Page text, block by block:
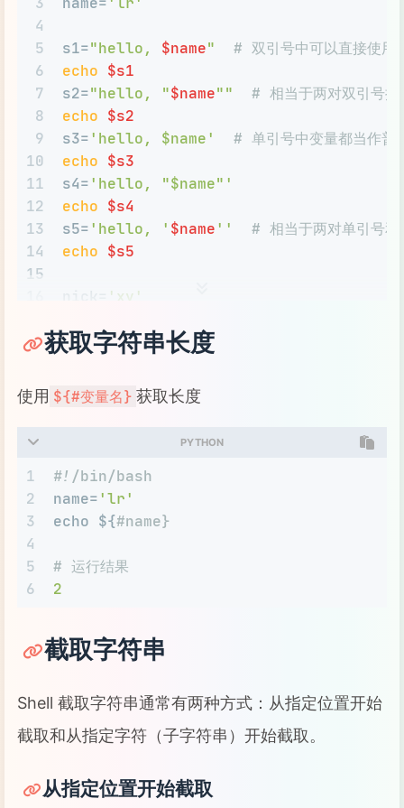
4
5
6
7
8
9
10
11
12
13
14
15
18
20
21
22
24
25
26
27
28
29
32
34
35
36
38
s1="hello, $name"
# 双引号中可以直接使用
echo $s1
s2="hello, "$name""
# 相当于两对双引号拼
echo $s2
s3= 'hello, $name'
# 单引号中变量都当作普
echo $s3
s4= 'hello, "$name"'
echo $s4
s5= 'hello, ' $name ''
# 相当于两对单引号和
echo $s5
'xy'
s7="$nick $name"
s9= "$nick... $name
s10="昵称 ${nick}...
echo
$s7
echo $s8
echo
$s9
user@PxeCtrlSys:~$ ./test.sh
hello, lr
hello, $name
hello, "$name "
hello, lr
xylr
获取字符串长度
使用 ${#变量名} 获取长度
PYTHON
1
2
3
4
5
6
#!/bin/bash
name= 'lr'
echo ${#name}
# 运行结果
2
截取字符串
Shell 截取字符串通常有两种方式：从指定位置开始
截取和从指定字符（子字符串）开始截取。
从指定位置开始截取